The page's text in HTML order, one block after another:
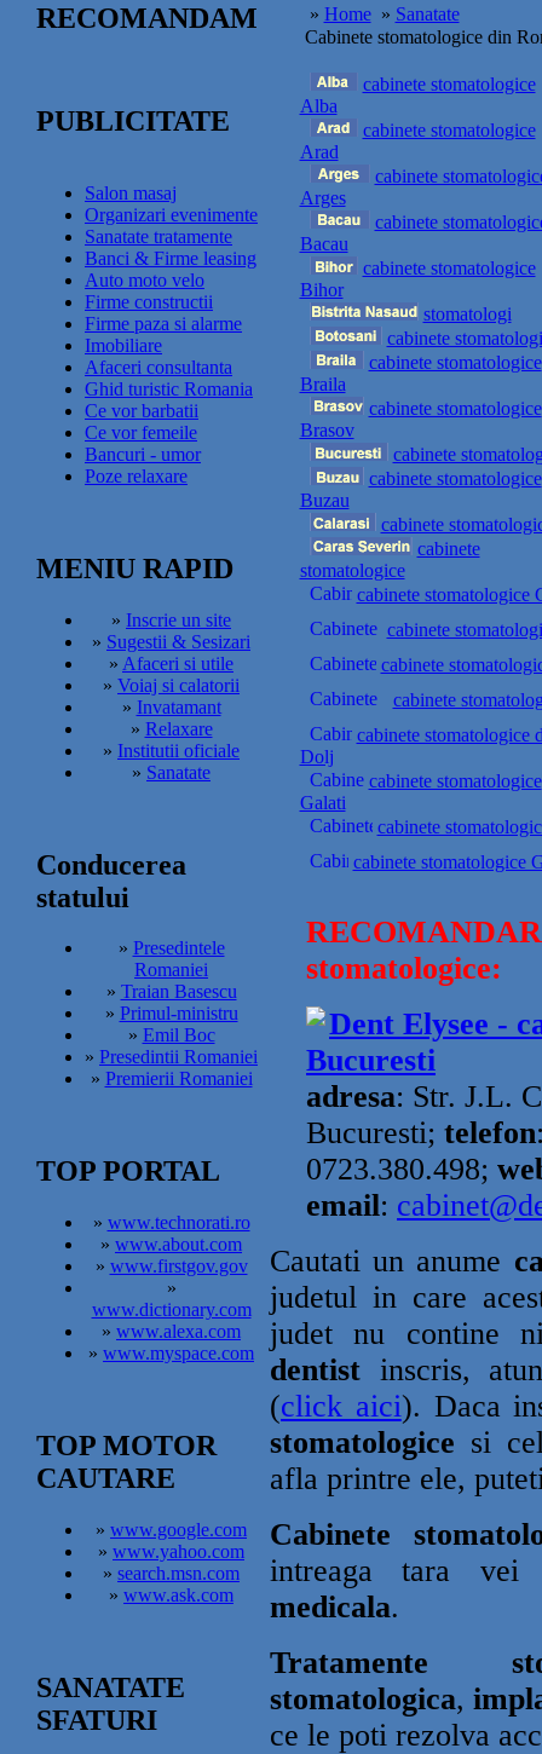
RECOMANDAM
PUBLICITATE
Salon masaj
Organizari evenimente
Sanatate tratamente
Banci & Firme leasing
Auto moto velo
Firme constructii
Firme paza si alarme
Imobiliare
Afaceri consultanta
Ghid turistic Romania
Ce vor barbatii
Ce vor femeile
Bancuri - umor
Poze relaxare
MENIU RAPID
» Inscrie un site
» Sugestii & Sesizari
» Afaceri si utile
» Voiaj si calatorii
» Invatamant
» Relaxare
» Institutii oficiale
» Sanatate
Conducerea
statului
» Presedintele
Romaniei
» Traian Basescu
» Primul-ministru
» Emil Boc
» Presedintii Romaniei
» Premierii Romaniei
TOP PORTAL
» www.technorati.ro
» www.about.com
» www.firstgov.gov
»
www.dictionary.com
» www.alexa.com
» www.myspace.com
TOP MOTOR
CAUTARE
» www.google.com
» www.yahoo.com
» search.msn.com
» www.ask.com
SANATATE
SFATURI
» Home» Sanatate
Cabinete stomatologice din
cabinete stomatologice
Alba
cabinete stomatologice
Arad
cabinete
Arges
cabinete
Bacau
cabinete stomatologice
Bihor
stomatologi
cabinete
cabinete stomatologice
Braila
cabinete stomatologice
Brasov
cabinete
cabinete stomatologice
Buzau
cabinete
cabinete
stomatologice
cabinete stomatologice
cabinete
cabinete
cabinete
cabinete stomatologice
Dolj
cabinete stomatologice
Galati
cabinete
cabinete stomatologice
stomatologice:
Dent Elysee -
Bucuresti
adresa: Str. J.L.
Bucuresti; telefon
0723.380.498;
email:
Cautati un anume
judetul in care
judet nu contine
dentist inscris,
(click aici). Daca
stomatologice si
afla printre ele,
Cabinete
intreaga tara
medicala.
Tratamente
stomatologica,
ce le poti rezolva